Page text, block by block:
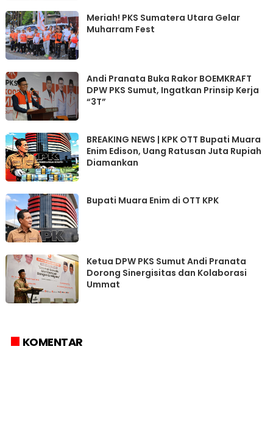
Meriah! PKS Sumatera Utara Gelar
Muharram Fest
Andi Pranata Buka Rakor BOEMKRAFT
DPW PKS Sumut, Ingatkan Prinsip Kerja
“3T”
BREAKING NEWS | KPK OTT Bupati Muara
Enim Edison, Uang Ratusan Juta Rupiah
Diamankan
Bupati Muara Enim di OTT KPK
Ketua DPW PKS Sumut Andi Pranata
Dorong Sinergisitas dan Kolaborasi
Ummat
KOMENTAR